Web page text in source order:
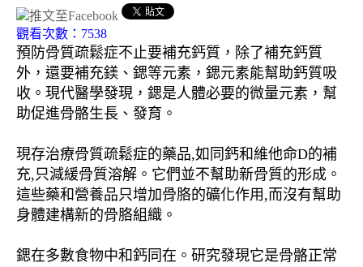
觀看次數：7538
預防骨質疏鬆症不止要補充鈣質，除了補充鈣質
外，還要補充鎂、鍶等元素，鍶元素能幫助鈣質吸
收。現代醫學發現，鍶是人體必要的微量元素，幫
助促進骨骼生長、發育。
現存治療骨質疏鬆症的藥品,如同鈣和維他命D的補
充,只減緩骨質溶解。它們並不幫助新骨質的形成。
這些藥和營養品只增加骨胳的礦化作用,而沒有幫助
身體建構新的骨胳組織。
鍶在多數食物中和鈣同在。研究發現它是骨骼正常